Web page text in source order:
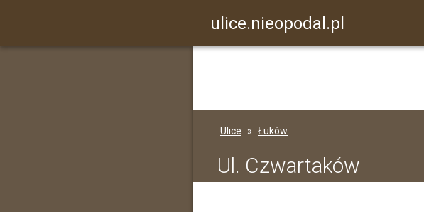
ulice.nieopodal.pl
Ulice Łuków
Ul. Czwartaków